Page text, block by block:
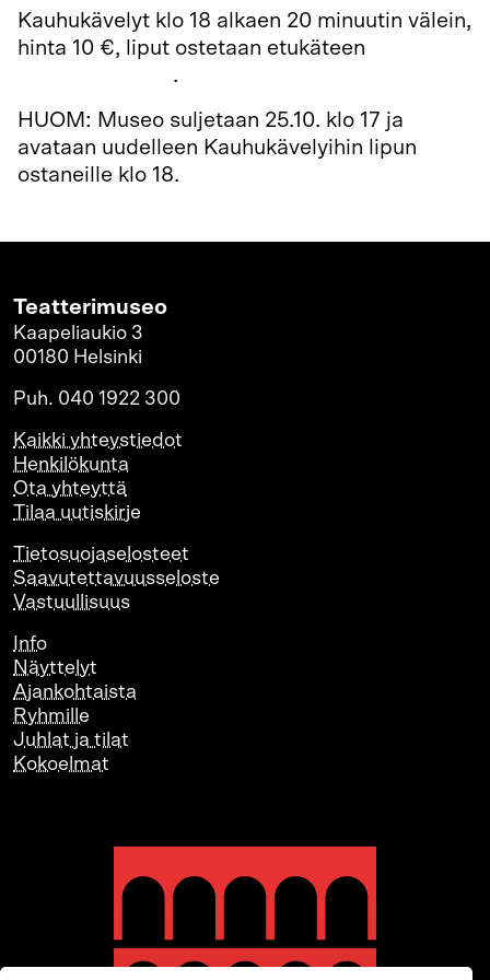
Kauhukävelyt klo 18 alkaen 20 minuutin välein,
hinta 10 €, liput ostetaan etukäteen
.
HUOM: Museo suljetaan 25.10. klo 17 ja
avataan uudelleen Kauhukävelyihin lipun
ostaneille klo 18.
Teatterimuseo
Kaapeliaukio 3
00180 Helsinki
Puh. 040 1922 300
Kaikki yhteystiedot
Henkilökunta
Ota yhteyttä
Tilaa uutiskirje
Tietosuojaselosteet
Saavutettavuusseloste
Vastuullisuus
Info
Näyttelyt
Ajankohtaista
Ryhmille
Juhlat ja tilat
Kokoelmat